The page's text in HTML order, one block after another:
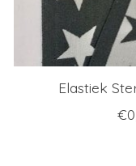
Elastiek